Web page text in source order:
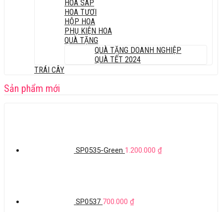
HOA SÁP
HOA TƯƠI
HỘP HOA
PHỤ KIỆN HOA
QUÀ TẶNG
QUÀ TẶNG DOANH NGHIỆP
QUÀ TẾT 2024
TRÁI CÂY
Sản phẩm mới
SP0535-Green 1.200.000 ₫
SP0537 700.000 ₫